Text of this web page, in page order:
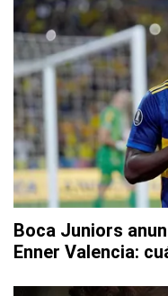
Boca Juniors
Enner Valencia: